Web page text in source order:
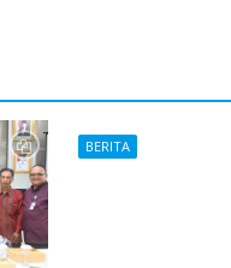
BERITA